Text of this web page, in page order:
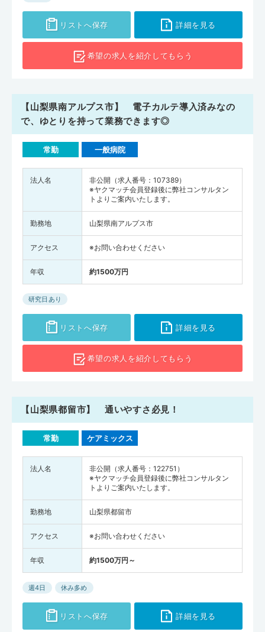
リストへ保存 詳細を見る
希望の求人を紹介してもらう
【山梨県南アルプス市】 電子カルテ導入済みなの
で、ゆとりを持って業務できます◎
常勤 一般病院
法人名
非公開（求人番号：107389）
※ヤクマッチ会員登録後に弊社コンサルタン
トよりご案内いたします。
勤務地 山梨県南アルプス市
アクセス ※お問い合わせください
年収 約1500万円
研究日あり
リストへ保存 詳細を見る
希望の求人を紹介してもらう
【山梨県都留市】 通いやすさ必見！
常勤 ケアミックス
法人名
非公開（求人番号：122751）
※ヤクマッチ会員登録後に弊社コンサルタン
トよりご案内いたします。
勤務地 山梨県都留市
アクセス ※お問い合わせください
年収 約1500万円～
週4日 休み多め
リストへ保存 詳細を見る